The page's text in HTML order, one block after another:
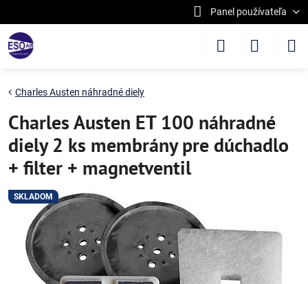
Panel používateľa
SKLADOM
Charles Austen náhradné diely
Charles Austen ET 100 náhradné
diely 2 ks membrány pre dúchadlo
+ filter + magnetventil